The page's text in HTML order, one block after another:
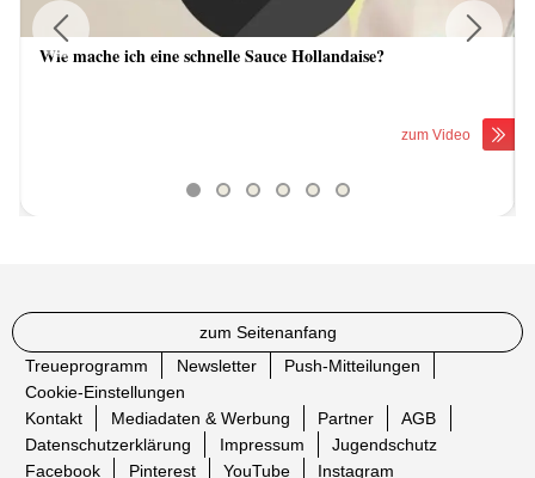
Wie mache ich eine schnelle Sauce Hollandaise?
zum Video
Previous
zum Seitenanfang
Treueprogramm
Newsletter
Push-Mitteilungen
Cookie-Einstellungen
Kontakt
Mediadaten & Werbung Partner
AGB
Datenschutzerklärung
Impressum
Jugendschutz
Facebook
Pinterest YouTube Instagram